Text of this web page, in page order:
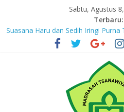
content
Sabtu, Agustus
Terbaru:
Suasana Haru dan Sedih Iringi
Masuki Tahun Ketiga, MTsN 1 Aceh
Guru untuk Hadirkan Inovasi Kelas
Jejak yang Tertinggal – Part III
Jejak yang Tertinggal – Part II
Jejak yang Tertinggal – Part I